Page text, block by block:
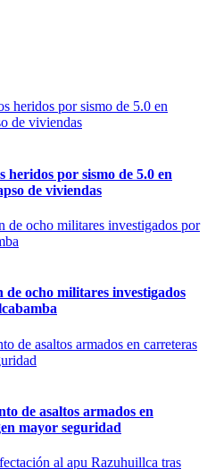
heridos por sismo de 5.0 en
de viviendas
ocho militares investigados
de asaltos armados en
mayor seguridad